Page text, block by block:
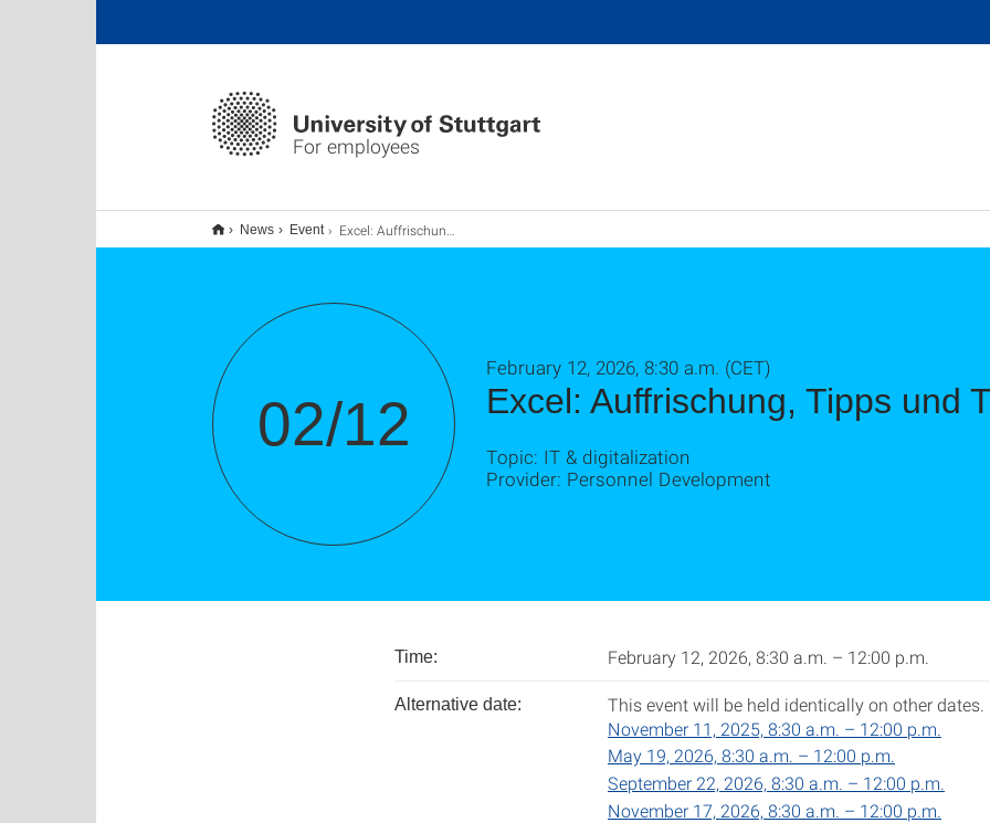
For employees
News Event Excel: Auffrischung, Tipps und Tricks
02/12 Excel: Auffrischung, Tipps und
February 12, 2026, 8:30 a.m. (CET)
Topic: IT & digitalization
Provider: Personnel Development
Time: February 12, 2026, 8:30 a.m. – 12:00 p.m.
Alternative date:
This event will be held identically on other dates.
November 11, 2025, 8:30 a.m. – 12:00 p.m.
May 19, 2026, 8:30 a.m. – 12:00 p.m.
September 22, 2026, 8:30 a.m. – 12:00 p.m.
November 17, 2026, 8:30 a.m. – 12:00 p.m.